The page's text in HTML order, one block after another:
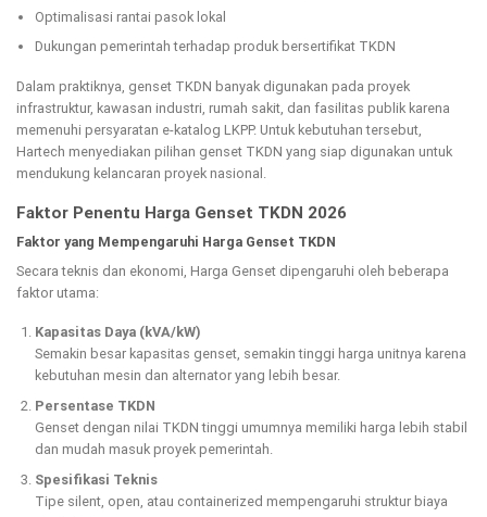
Optimalisasi rantai pasok lokal
Dukungan pemerintah terhadap produk bersertifikat TKDN
Dalam praktiknya, genset TKDN banyak digunakan pada proyek
infrastruktur, kawasan industri, rumah sakit, dan fasilitas publik karena
memenuhi persyaratan e-katalog LKPP. Untuk kebutuhan tersebut,
Hartech menyediakan pilihan genset TKDN yang siap digunakan untuk
mendukung kelancaran proyek nasional.
Faktor Penentu Harga Genset TKDN 2026
Faktor yang Mempengaruhi Harga Genset TKDN
Secara teknis dan ekonomi, Harga Genset dipengaruhi oleh beberapa
faktor utama:
Kapasitas Daya (kVA/kW)
Semakin besar kapasitas genset, semakin tinggi harga unitnya karena
kebutuhan mesin dan alternator yang lebih besar.
Persentase TKDN
Genset dengan nilai TKDN tinggi umumnya memiliki harga lebih stabil
dan mudah masuk proyek pemerintah.
Spesifikasi Teknis
Tipe silent, open, atau containerized mempengaruhi struktur biaya